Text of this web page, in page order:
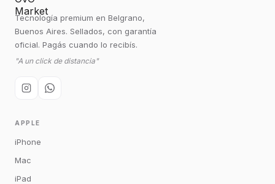
Tecnología premium en Belgrano,
Buenos Aires. Sellados, con garantía
oficial. Pagás cuando lo recibís.
"A un click de distancia"
APPLE
iPhone
Mac
iPad